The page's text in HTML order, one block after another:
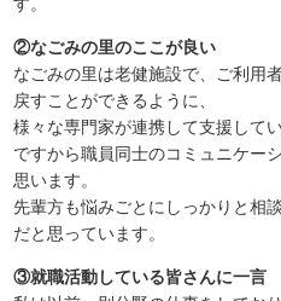
②なごみの里のここが良い
なごみの里は老健施設で、ご利用
戻すことができるように、
様々な専門家が連携して支援してい
ですから職員同士のコミュニケー
思います。
先輩方も悩みごとにしっかりと相
だと思っています。
③就職活動している皆さんに一言